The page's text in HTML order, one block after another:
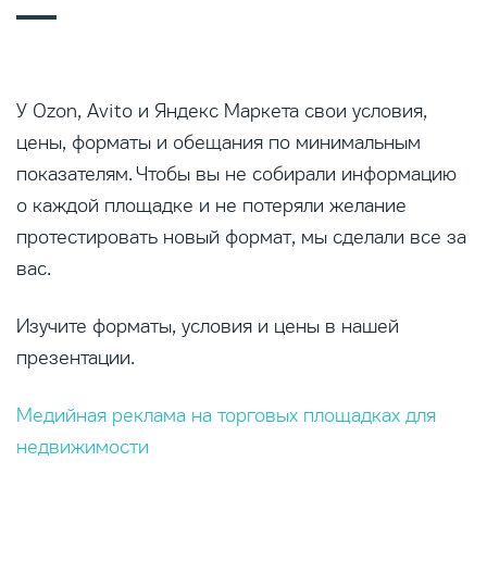
У Ozon, Avito и Яндекс Маркета свои условия,
цены, форматы и обещания по минимальным
показателям. Чтобы вы не собирали информацию
о каждой площадке и не потеряли желание
протестировать новый формат, мы сделали все за
вас.
Изучите форматы, условия и цены в нашей
презентации.
Медийная реклама на торговых площадках для
недвижимости